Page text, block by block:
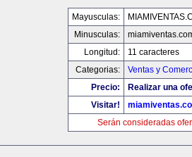
Mayusculas:
Minusculas:
Longitud:
11 caracteres
Categorias:
Ventas y
Precio:
Realizar una
Visitar!
Serán consideradas